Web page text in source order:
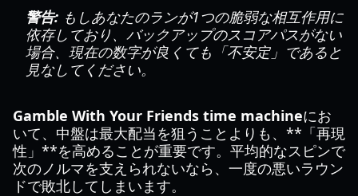
警告: もしあなたのランが1つの脆弱な相互作用に
依存しており、バックアップのスコアパスがない
場合、現在の数字が良くても「不安定」であると
見なしてください。
Gamble With Your Friends time machineにお
いて、中盤は最大配当を狙うことよりも、**「再現
性」**を高めることが重要です。平均的なスピンで
次のノルマを支えられないなら、一度の悪いラウン
ドで敗北してしまいます。